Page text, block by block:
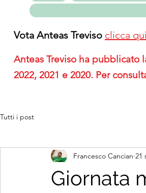
Vota Anteas Treviso clicca qui
Anteas Treviso ha pubblicato
2022, 2021 e 2020. Per
Tutti i post
Giornata
Francesco Cancian 21